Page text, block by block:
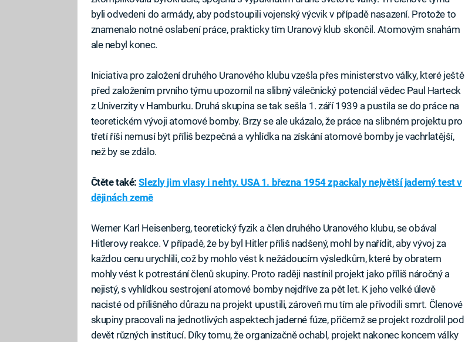
byli odvedeni do armády, aby podstoupili vojenský výcvik v případě nasazení. Protože to
znamenalo notné oslabení práce, prakticky tím Uranový klub skončil. Atomovým snahám
ale nebyl konec.
Iniciativa pro založení druhého Uranového klubu vzešla přes ministerstvo války, které ještě
před založením prvního týmu upozornil na slibný válečnický potenciál vědec Paul Harteck
z Univerzity v Hamburku. Druhá skupina se tak sešla 1. září 1939 a pustila se do práce na
teoretickém vývoji atomové bomby. Brzy se ale ukázalo, že práce na slibném projektu pro
třetí říši nemusí být příliš bezpečná a vyhlídka na získání atomové bomby je vachrlatější,
než by se zdálo.
Čtěte také:Slezly jim vlasy i nehty. USA 1. března 1954 zpackaly největší jaderný test v
dějinách země
Werner Karl Heisenberg, teoretický fyzik a člen druhého Uranového klubu, se obával
Hitlerovy reakce. V případě, že by byl Hitler příliš nadšený, mohl by nařídit, aby vývoj za
každou cenu urychlili, což by mohlo vést k nežádoucím výsledkům, které by obratem
mohly vést k potrestání členů skupiny. Proto raději nastínil projekt jako příliš náročný a
nejistý, s vyhlídkou sestrojení atomové bomby nejdříve za pět let. K jeho velké úlevě
nacisté od přílišného důrazu na projekt upustili, zároveň mu tím ale přivodili smrt. Členové
skupiny pracovali na jednotlivých aspektech jaderné fúze, přičemž se projekt rozdrolil pod
devět různých institucí. Díky tomu, že organizačně ochabl, projekt nakonec koncem války